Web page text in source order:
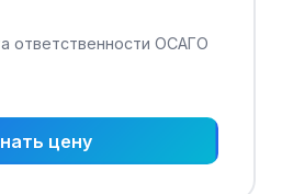
ответственности ОСАГО
цену